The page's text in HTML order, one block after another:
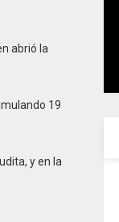
abrió la
19
y en la